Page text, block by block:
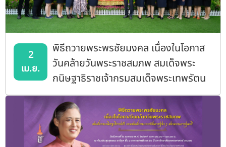
2
เม.ย.
พิธีถวายพระพรชัยมงคล เนื่องในโอกาส
วันคล้ายวันพระราชสมภพ สมเด็จพระ
กนิษฐาธิราชเจ้ากรมสมเด็จพระเทพรัตน
ราชสุดาฯ สยามพรมราชกุมารี”